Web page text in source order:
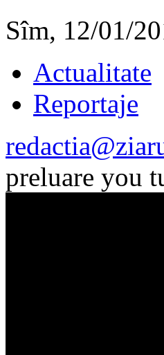
Sîm, 12/01/
Actualitate
Reportaje
preluare you